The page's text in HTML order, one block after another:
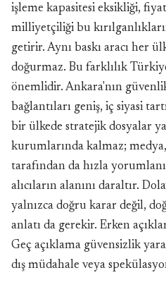
işleme kapasitesi eksikliği,
milliyetçiliği bu
getirir. Aynı baskı aracı her
doğurmaz. Bu farklılık
önemlidir. Ankara'nın
bağlantıları geniş, iç siyasi
bir ülkede stratejik dosyalar
kurumlarında kalmaz;
tarafından da hızla
alıcıların alanını daraltır.
yalnızca doğru karar değil,
anlatı da gerekir. Erken
Geç açıklama güvensizlik
dış müdahale veya